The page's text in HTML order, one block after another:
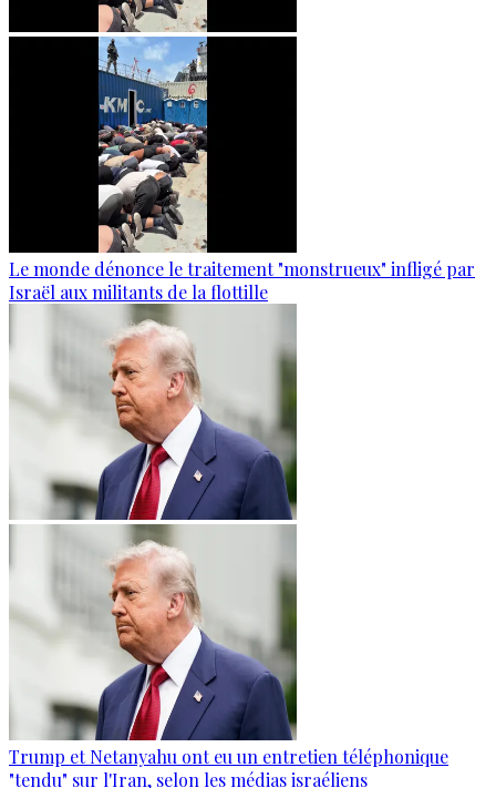
Le monde dénonce le traitement "monstrueux" infligé par
Israël aux militants de la flottille
Trump et Netanyahu ont eu un entretien téléphonique
"tendu" sur l'Iran, selon les médias israéliens